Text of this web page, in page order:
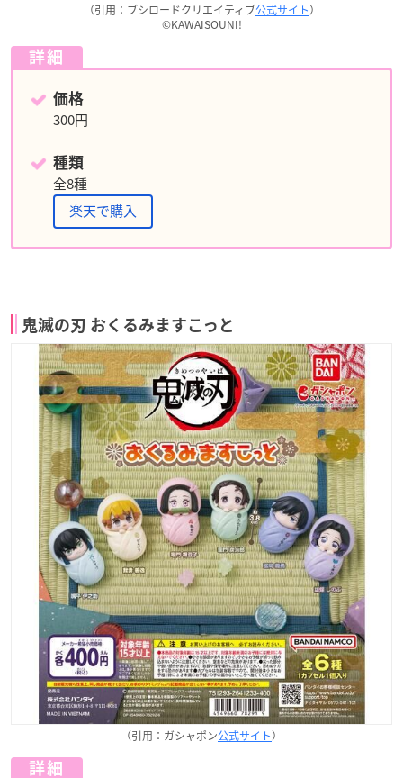
（引用：ブシロードクリエイティブ公式サイト）
©️KAWAISOUNI!
詳細
価格
300円
種類
全8種
楽天で購入
鬼滅の刃 おくるみますこっと
（引用：ガシャポン公式サイト）
詳細